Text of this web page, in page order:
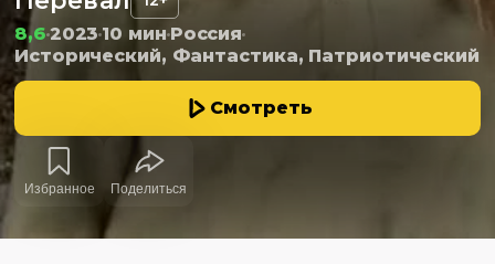
8,6202310 минРоссия
Исторический, Фантастика, Патриотический
Смотреть
Избранное Поделиться